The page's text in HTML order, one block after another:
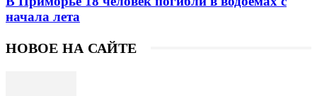
начала лета
НОВОЕ НА САЙТЕ